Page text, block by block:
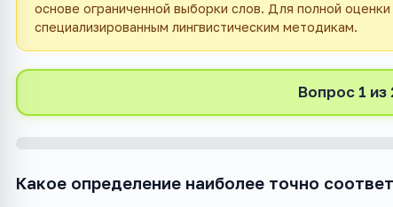
основе ограниченной выборки слов. Для полной
специализированным лингвистическим методикам.
Вопрос 1 из
Какое определение наиболее точно